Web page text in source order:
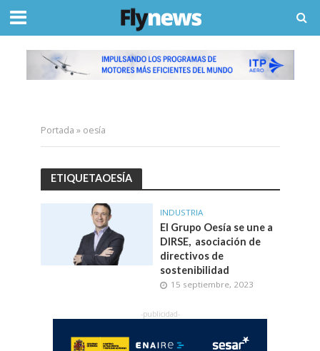
Portada » oesía
ETIQUETAOESÍA
INDUSTRIA
El Grupo Oesía se une a
DIRSE, asociación de
directivos de
sostenibilidad
15 septiembre, 2023